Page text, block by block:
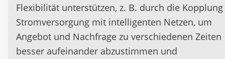
Flexibilität unterstützen, z. B. durch die
Stromversorgung mit intelligenten Netzen, um
Angebot und Nachfrage zu verschiedenen Zeiten
besser aufeinander abzustimmen und